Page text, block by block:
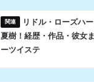
リドル・ローズハ
夏樹！経歴・作品・彼女
ーツイステ